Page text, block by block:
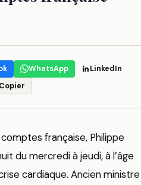
WhatsApp
LinkedIn
Copier
française, Philippe
du mercredi à jeudi, à l’âge
cardiaque. Ancien ministre